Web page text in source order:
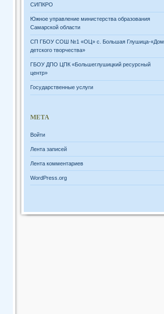
СИПКРО
Южное управление министерства образования
Самарской области
СП ГБОУ СОШ №1 «ОЦ» с. Большая Глушица-«Дом
детского творчества»
ГБОУ ДПО ЦПК «Большеглушицкий ресурсный
центр»
Государственные услуги
МЕТА
Войти
Лента записей
Лента комментариев
WordPress.org